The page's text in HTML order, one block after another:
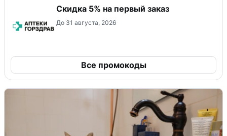
Скидка 5% на первый заказ
До 31 августа, 2026
Все промокоды